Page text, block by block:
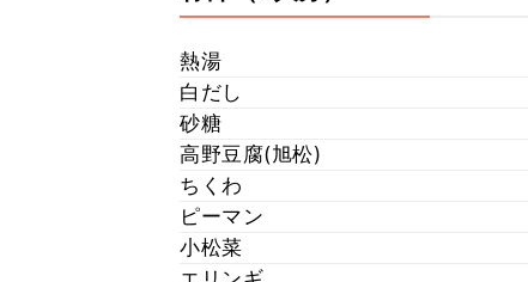
熱湯
白だし
砂糖
高野豆腐(旭松)
ちくわ
ピーマン
小松菜